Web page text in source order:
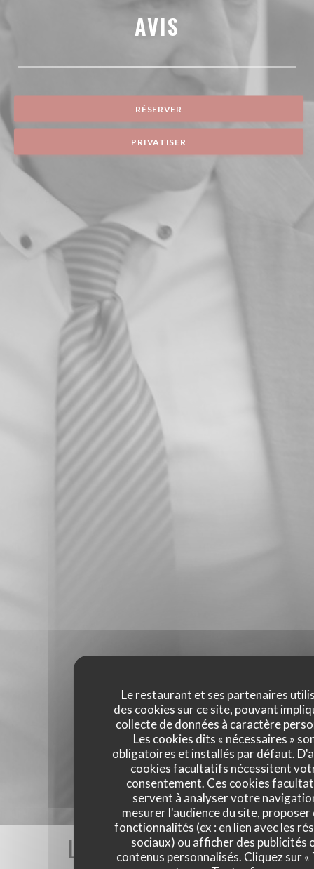
Le restaurant et ses partenaires
des cookies sur ce site, pouvant
collecte de données à caractère
Les cookies dits « nécessaires »
obligatoires et installés par défaut.
cookies facultatifs nécessitent
consentement. Ces cookies
servent à analyser votre
mesurer l'audience du site, proposer
fonctionnalités (ex : en lien avec les
sociaux) ou afficher des publicités
contenus personnalisés. Cliquez sur «
AVIS
RÉSERVER
PRIVATISER
Les avis de nos clients